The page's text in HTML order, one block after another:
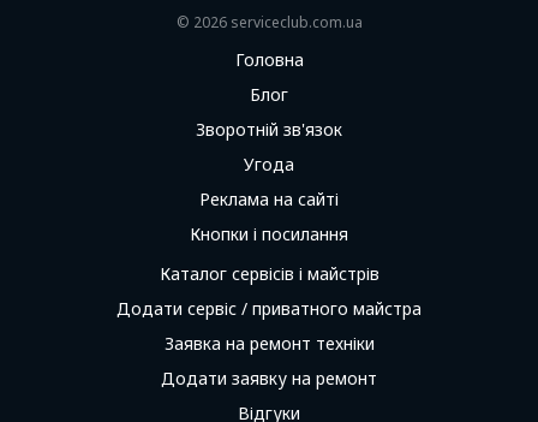
© 2026 serviceсlub.com.ua
Головна
Блог
Зворотній зв'язок
Угода
Реклама на сайті
Кнопки і посилання
Каталог сервісів і майстрів
Додати сервіс / приватного майстра
Заявка на ремонт техніки
Додати заявку на ремонт
Відгуки